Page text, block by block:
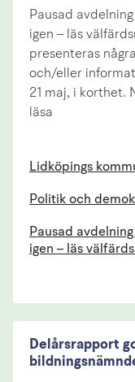
Pausad
igen – läs
presenteras
och/eller
21 maj, i korthet.
läsa
Lidköpings
Politik och
Pausad
igen – läs
Delårsrapport